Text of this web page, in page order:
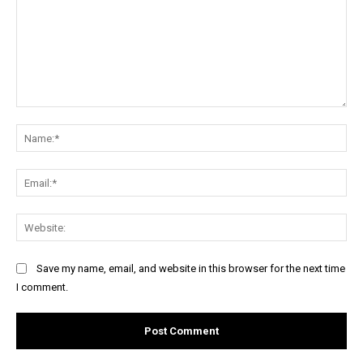
Save my name, email, and website in this browser for the next time
I comment.